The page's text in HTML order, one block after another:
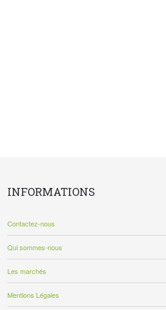
INFORMATIONS
Contactez-nous
Qui sommes-nous
Les marchés
Mentions Légales